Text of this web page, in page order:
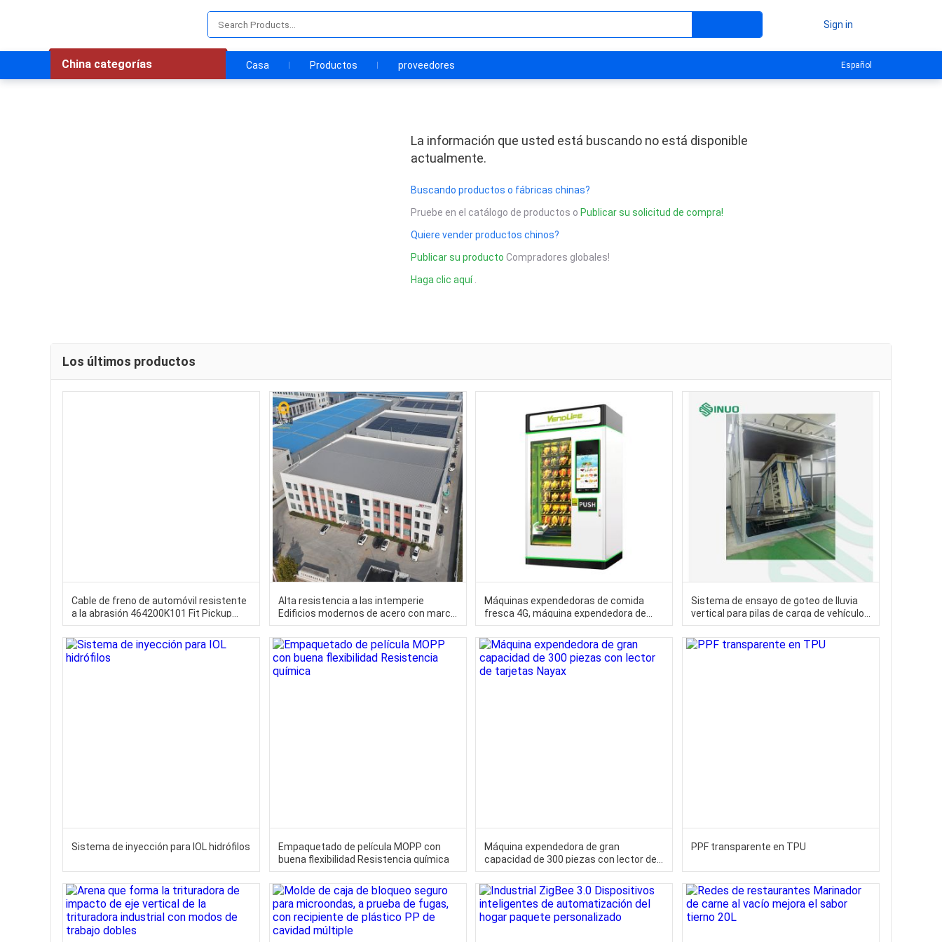
Sign in
China categorías Casa Productos proveedores Español
La información que usted está buscando no está disponible
actualmente.
Buscando productos o fábricas chinas?
Pruebe en el catálogo de productos o Publicar su solicitud de compra!
Quiere vender productos chinos?
Publicar su producto Compradores globales!
Haga clic aquí.
Los últimos productos
Cable de freno de automóvil resistente
a la abrasión 464200K101 Fit Pickup
KUN25 2004 - 2015 4WD
Alta resistencia a las intemperie
Edificios modernos de acero con marco
Construcción industrial de acero
Máquinas expendedoras de comida
fresca 4G, máquina expendedora de
zumo de naranja fresco 60HZ DEX
Sistema de ensayo de goteo de lluvia
vertical para pilas de carga de vehículos
eléctricos ISO20653 IPX1-X2
Sistema de inyección para IOL hidrófilos
Empaquetado de película MOPP con
buena flexibilidad Resistencia química
Máquina expendedora de gran
capacidad de 300 piezas con lector de
tarjetas Nayax
PPF transparente en TPU